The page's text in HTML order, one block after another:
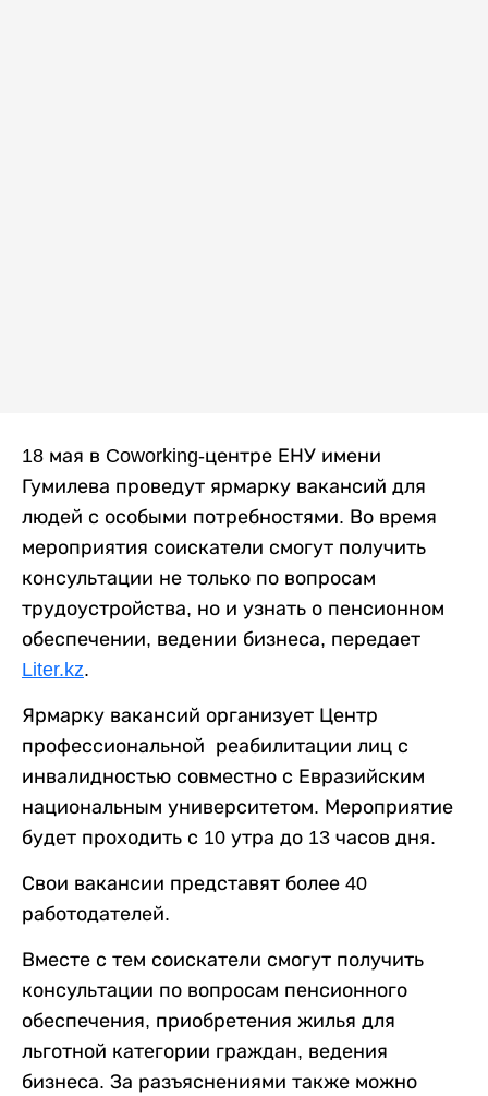
18 мая в Coworking-центре ЕНУ имени
Гумилева проведут ярмарку вакансий для
людей с особыми потребностями. Во время
мероприятия соискатели смогут получить
консультации не только по вопросам
трудоустройства, но и узнать о пенсионном
обеспечении, ведении бизнеса, передает
Liter.kz.
Ярмарку вакансий организует Центр
профессиональной реабилитации лиц с
инвалидностью совместно с Евразийским
национальным университетом. Мероприятие
будет проходить с 10 утра до 13 часов дня.
Свои вакансии представят более 40
работодателей.
Вместе с тем соискатели смогут получить
консультации по вопросам пенсионного
обеспечения, приобретения жилья для
льготной категории граждан, ведения
бизнеса. За разъяснениями также можно